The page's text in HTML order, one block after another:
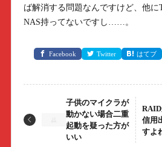
ば解消する問題なんですけど、他に
NAS持ってないですし……。
Facebook Twitter はてブ
子供のマイクラが
動かない場合二重
起動を疑った方が
いい
信用
すよ